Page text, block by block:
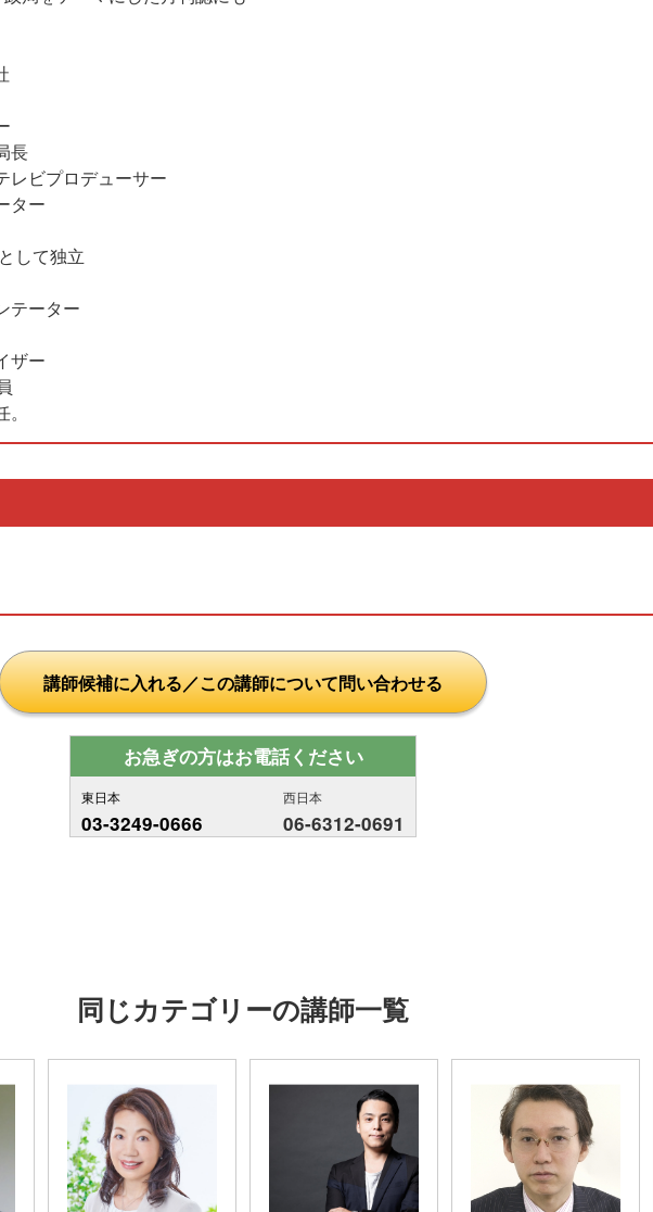
プロデューサー
ー
して独立
テーター
ー
講師候補に入れる／この講師について問い合わせる
お急ぎの方はお電話ください
東日本
03-3249-0666
西日本
06-6312-0691
同じカテゴリーの講師一覧